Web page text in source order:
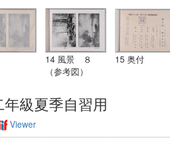
14 風景 ８
（参考図）
15 奥付
年級夏季自習用
Viewer